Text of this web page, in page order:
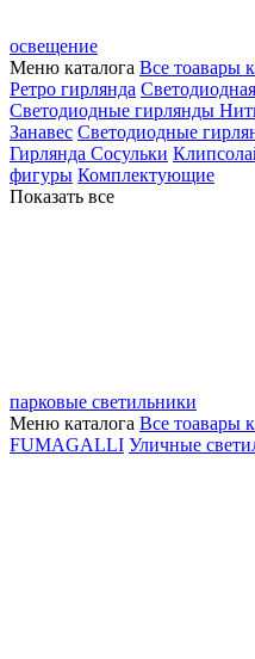
освещение
Меню каталога Все тоавары
Ретро гирлянда
Светодиодные гирлянды
Занавес Светодиодные
Гирлянда Сосульки
фигуры Комплектующие
Показать все
парковые светильники
Меню каталога Все тоавары
FUMAGALLI Уличные